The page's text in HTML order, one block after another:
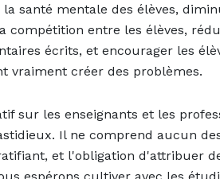
santé mentale des élèves,
compétition entre les élèves,
écrits, et encourager les
vraiment créer des problèmes.
sur les enseignants et les
Il ne comprend aucun
et l'obligation d'attribuer